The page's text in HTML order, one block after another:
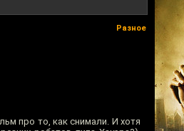
Разное
про то, как снимали. И хотя